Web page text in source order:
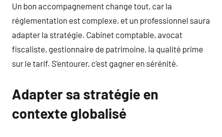
Un bon accompagnement change tout, car la
réglementation est complexe, et un professionnel saura
adapter la stratégie. Cabinet comptable, avocat
fiscaliste, gestionnaire de patrimoine, la qualité prime
sur le tarif. S’entourer, c’est gagner en sérénité.
Adapter sa stratégie en
contexte globalisé